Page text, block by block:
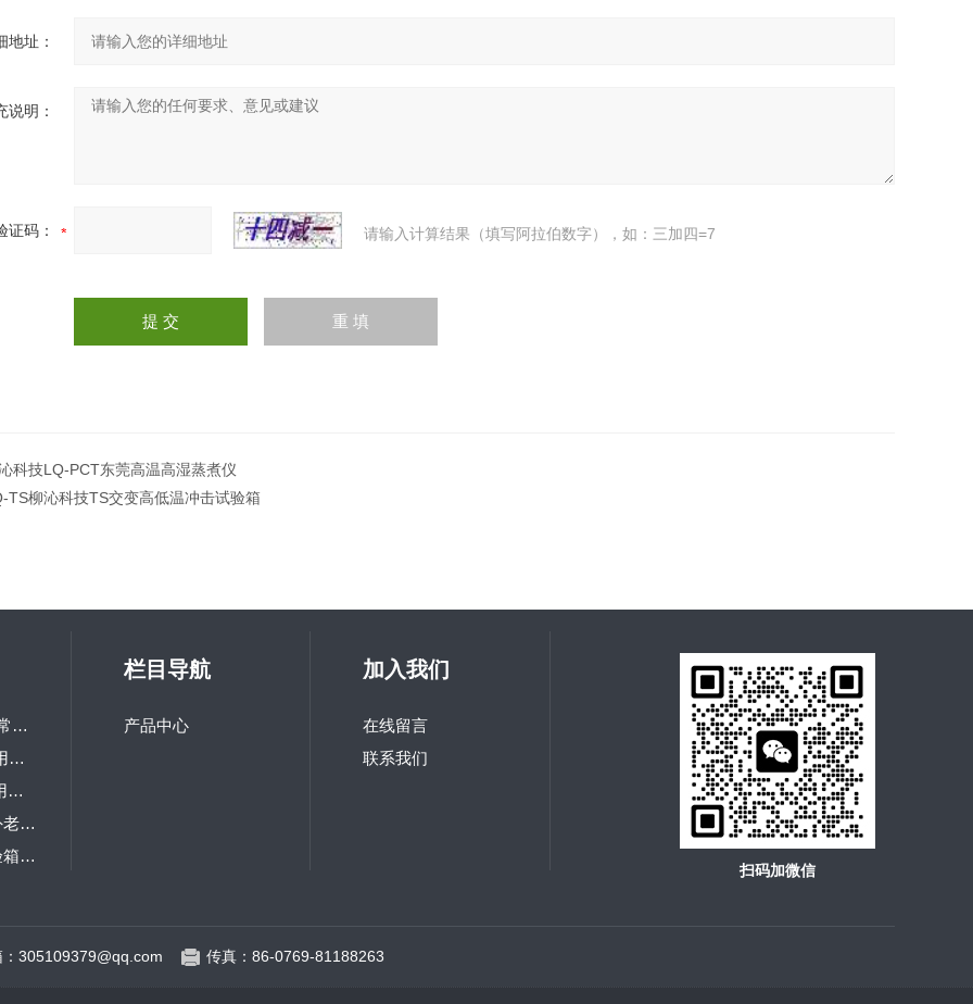
地址：
说明：
证码： 请输入计算结果（填写阿拉伯数字），如：三加四=7
科技LQ-PCT东莞高温高湿蒸煮仪
TS柳沁科技TS交变高低温冲击试验箱
LQ-GD-100研究所常用高低温交变试验箱
LQ-TH-800高校热用可程式恒温恒湿箱
LQ-TS-216研究院用冲击试验机
LQ-UV1-S台式紫外老化试验箱
LQ-IP箱式防尘试验箱 砂尘试验箱
栏目导航
产品中心
加入我们
在线留言
联系我们
扫码加微信
：305109379@qq.com 传真：86-0769-81188263